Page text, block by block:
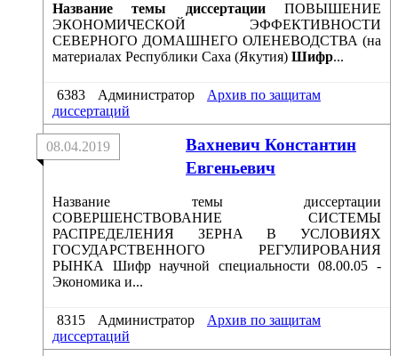
Название темы диссертацииПОВЫШЕНИЕ
ЭКОНОМИЧЕСКОЙ ЭФФЕКТИВНОСТИ
СЕВЕРНОГО ДОМАШНЕГО ОЛЕНЕВОДСТВА (на
материалах Республики Саха (Якутия) Шифр...
6383 Администратор
Архив по защитам
диссертаций
Вахневич Константин
Евгеньевич
08.04.2019
Название темы диссертации
СОВЕРШЕНСТВОВАНИЕ СИСТЕМЫ
РАСПРЕДЕЛЕНИЯ ЗЕРНА В УСЛОВИЯХ
ГОСУДАРСТВЕННОГО РЕГУЛИРОВАНИЯ
РЫНКА Шифр научной специальности 08.00.05 -
Экономика и...
8315 Администратор
Архив по защитам
диссертаций